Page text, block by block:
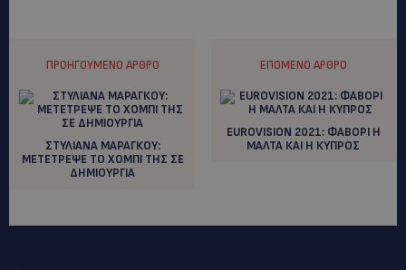
ΠΡΟΗΓΟΎΜΕΝΟ ΆΡΘΡΟ
ΣΤΥΛΙΑΝΑ ΜΑΡΑΓΚΟΥ:
ΜΕΤΕΤΡΕΨΕ ΤΟ ΧΟΜΠΙ ΤΗΣ ΣΕ
ΔΗΜΙΟΥΡΓΙΑ
ΕΠΌΜΕΝΟ ΆΡΘΡΟ
EUROVISION 2021: ΦΑΒΟΡΙ Η
ΜΑΛΤΑ ΚΑΙ Η ΚΥΠΡΟΣ